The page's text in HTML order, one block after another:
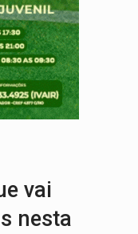
máquinas em Rondônia coincide com
imobiliário é legal, mas não pode
Veja as mais de 200 ações de Marcos
presença em PVH e transforma Aramix
vai
nesta